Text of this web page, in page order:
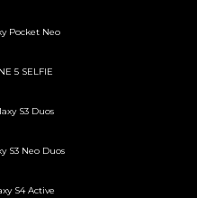
Pocket Neo
5 SELFIE
S3 Duos
S3 Neo Duos
S4 Active